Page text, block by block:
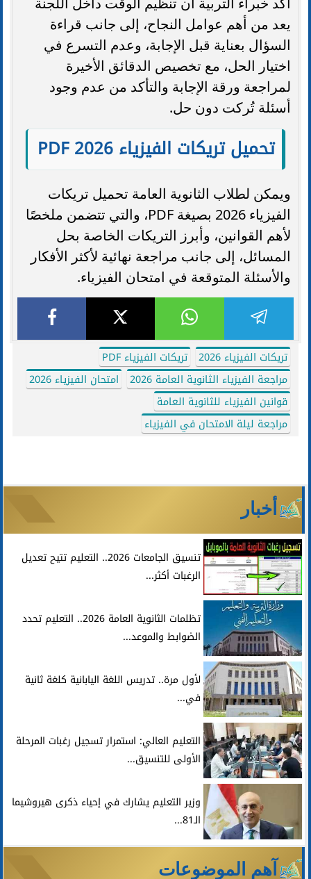
يعد من أهم عوامل النجاح، إلى جانب قراءة
السؤال بعناية قبل الإجابة، وعدم التسرع في
اختيار الحل، مع تخصيص الدقائق الأخيرة
لمراجعة ورقة الإجابة والتأكد من عدم وجود
أسئلة تُركت دون حل.
تحميل تريكات الفيزياء 2026 PDF
ويمكن لطلاب الثانوية العامة تحميل تريكات
الفيزياء 2026 بصيغة PDF، والتي تتضمن ملخصًا
لأهم القوانين، وأبرز التريكات الخاصة بحل
المسائل، إلى جانب مراجعة نهائية لأكثر الأفكار
والأسئلة المتوقعة في امتحان الفيزياء.
تريكات الفيزياء 2026
تريكات الفيزياء PDF
مراجعة الفيزياء الثانوية العامة 2026
امتحان الفيزياء 2026
قوانين الفيزياء للثانوية العامة
مراجعة ليلة الامتحان في الفيزياء
أخبار
تنسيق الجامعات 2026.. التعليم تتيح تعديل
الرغبات أكثر...
تظلمات الثانوية العامة 2026.. التعليم تحدد
الضوابط والموعد...
لأول مرة.. تدريس اللغة اليابانية كلغة ثانية
في...
التعليم العالي: استمرار تسجيل رغبات المرحلة
الأولى للتنسيق...
وزير التعليم يشارك في إحياء ذكرى هيروشيما
الـ81...
آهم الموضوعات